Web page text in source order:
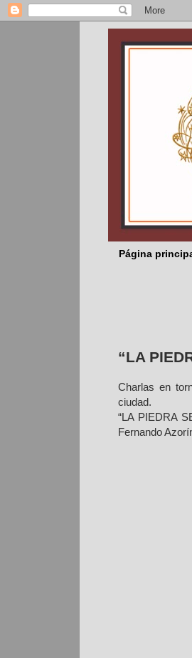
Página
“LA
Charlas en
ciudad.
“LA PIEDRA
Fernando